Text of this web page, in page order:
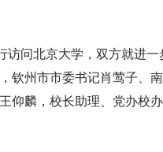
问北京大学，双方就进一
钦州市市委书记肖莺子、
仰麟，校长助理、党办校